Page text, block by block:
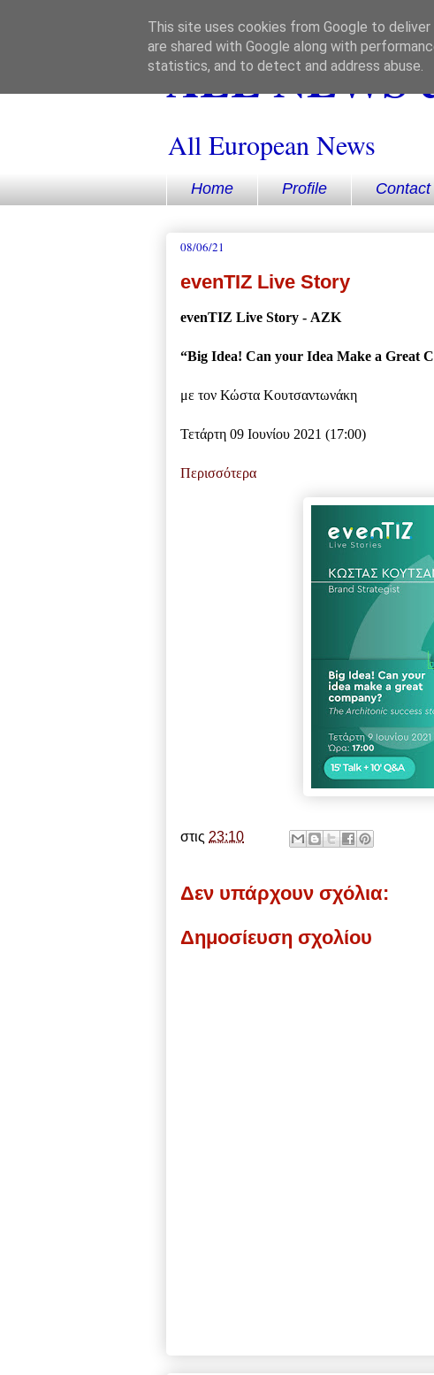
ALL NEWS
All European News
Home Profile Contact
08/06/21
evenTIZ Live Story
evenTIZ Live Story - ΑΖΚ
“Big Idea! Can your Idea Make a Great
με τον Κώστα Κουτσαντωνάκη
Τετάρτη 09 Ιουνίου 2021 (17:00)
Περισσότερα
στις 23:10
Δεν υπάρχουν σχόλια:
Δημοσίευση σχολίου
This site uses cookies from Google to
are shared with Google along with
statistics, and to detect and address abuse.